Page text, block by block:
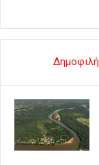
Δημοφιλή